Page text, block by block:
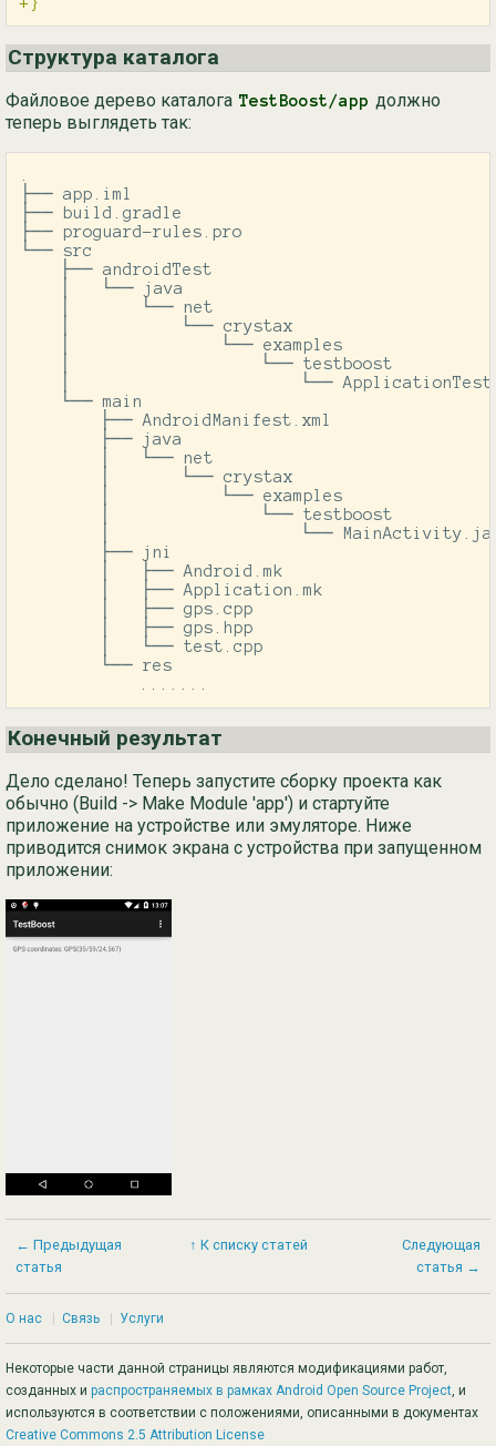
Структура каталога
Файловое дерево каталога TestBoost/app должно
теперь выглядеть так:
├── app.iml
├── build.gradle
├── proguard-rules.pro
└── src
    ├── androidTest
    │   └── java
    │       └── net
    │           └── crystax
    │               └── examples
    │                   └── testboost
│                       └──
    └── main
        ├── AndroidManifest.xml
        ├── java
        │   └── net
        │       └── crystax
        │           └── examples
        │               └── testboost
│                   └──
        ├── jni
        │   ├── Android.mk
        │   ├── Application.mk
        │   ├── gps.cpp
        │   ├── gps.hpp
        │   └── test.cpp
        └── res
Конечный результат
Дело сделано! Теперь запустите сборку проекта как
обычно (Build -> Make Module 'app') и стартуйте
приложение на устройстве или эмуляторе. Ниже
приводится снимок экрана с устройства при запущенном
приложении:
← Предыдущая
статья
↑ К списку статей
Следующая
статья →
О нас Связь Услуги
Некоторые части данной страницы являются модификациями работ,
созданных и распространяемых в рамках Android Open Source Project, и
используются в соответствии с положениями, описанными в документах
Creative Commons 2.5 Attribution License